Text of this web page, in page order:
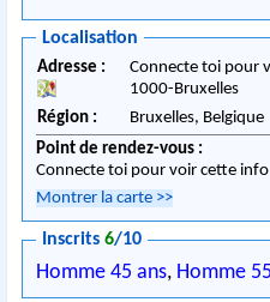
Localisation
Adresse :
Connecte toi pour
1000-Bruxelles
Région :
Bruxelles, Belgique
Point de rendez-vous :
Connecte toi pour voir cette info
Montrer la carte >>
Inscrits6/10
Homme 45 ans, Homme